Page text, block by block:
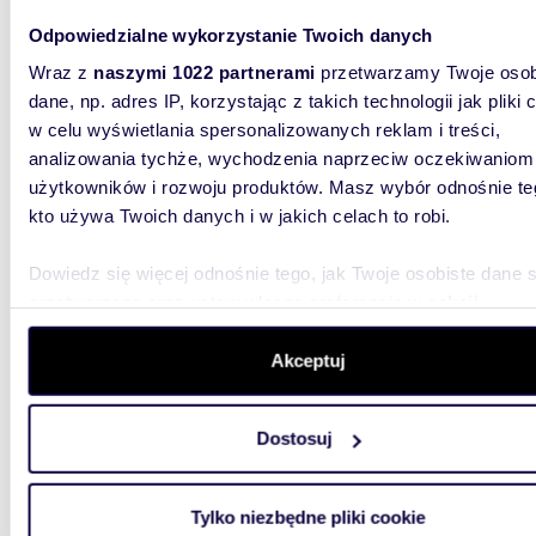
Odpowiedzialne wykorzystanie Twoich danych
Wraz z naszymi 1022 partnerami przetwarzamy Twoje
dane, np. adres IP, korzystając z takich technologii jak pliki
w celu wyświetlania spersonalizowanych reklam i treści,
analizowania tychże, wychodzenia naprzeciw oczekiwaniom
użytkowników i rozwoju produktów. Masz wybór odnośnie
kto używa Twoich danych i w jakich celach to robi.
Dowiedz się więcej odnośnie tego, jak Twoje osobiste dane
szczegółów. W Deklaracji plików cookie możesz zmienić
wycofać swoją zgodę w dowolnej chwili.
aby oferować funkcje społecznościowe i analizować ruch w
witrynie. Informacje o tym, jak korzystasz z naszej witryny,
analitycznym. Partnerzy mogą połączyć te informacje z
Akceptuj
Dostosuj
Tylko niezbędne pliki cookie
WYRÓŻNIONE 3022
Duża działka 3022 m² pod dom z ogrodem,
659
Duża
a
WYRÓŻNIONE